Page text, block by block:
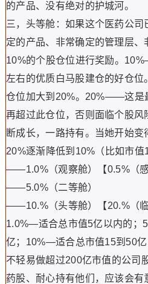
的产品、没有绝对的护城河。
三，头等舱：如果这个医药公
定的产品、非常确定的管理层
10%的个股仓位进行奖励。
左右的优质白马股建仓的好仓
仓位加大到20%。20%——这是
再超过此仓位，否则面临个股
断成长，一路持有。当她开始
20%逐渐降低到10%（比如市值
——1.0%（观察舱）【0.5%（
——5.0%（二等舱）
——10.%（头等舱）【20.%（临
1.0%—适合总市值5亿以内的；
亿；10%—适合总市值15到50亿
不轻易做超过200亿市值的公司
药股、耐心持有他们，应该会有